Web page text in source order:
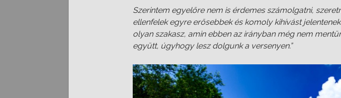
Szerintem egyelőre nem is érdemes számolgatni,
ellenfelek egyre erősebbek és komoly kihívást
olyan szakasz, amin ebben az irányban még nem
együtt, úgyhogy lesz dolgunk a versenyen.”